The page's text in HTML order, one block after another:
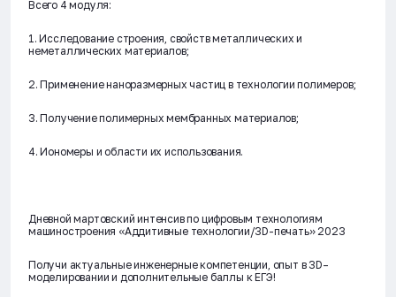
Всего 4 модуля:
1. Исследование строения, свойств металлических и
неметаллических материалов;
2. Применение наноразмерных частиц в технологии полимеров;
3. Получение полимерных мембранных материалов;
4. Иономеры и области их использования.
Дневной мартовский интенсив по цифровым технологиям
машиностроения «Аддитивные технологии/3D-печать» 2023
Получи актуальные инженерные компетенции, опыт в 3D–
моделировании и дополнительные баллы к ЕГЭ!